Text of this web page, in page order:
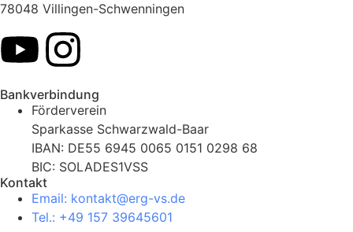
78048 Villingen-Schwenningen
Bankverbindung
Förderverein
Sparkasse Schwarzwald-Baar
IBAN: DE55 6945 0065 0151 0298 68
BIC: SOLADES1VSS
Kontakt
Email: kontakt@erg-vs.de
Tel.: +49 157 39645601